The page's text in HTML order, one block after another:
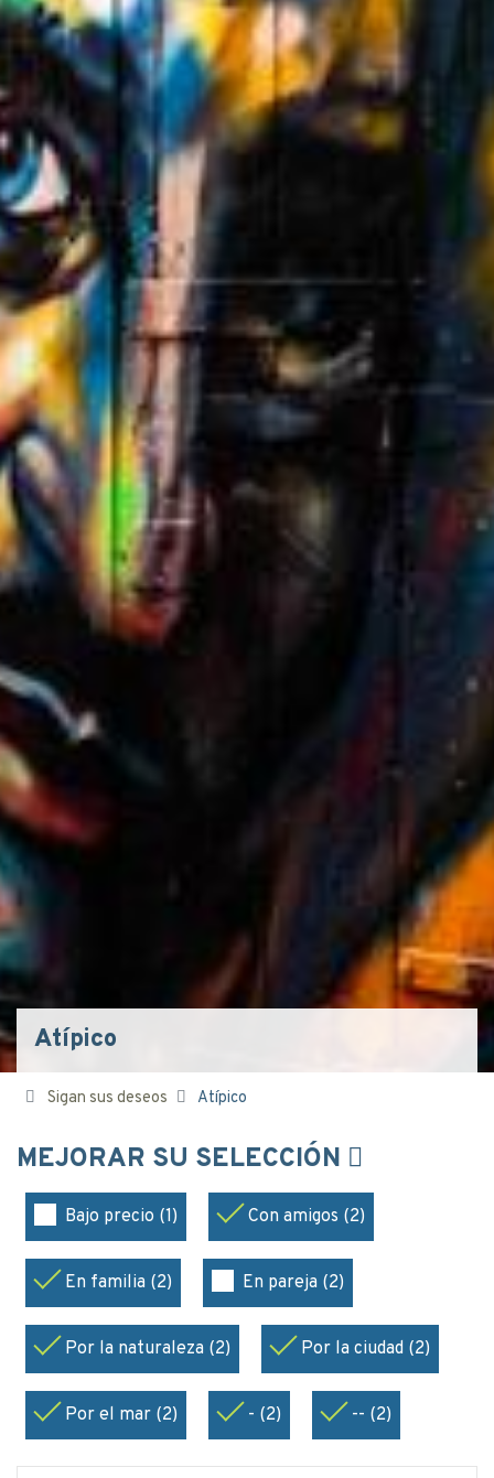
Atípico
Sigan sus deseos Atípico
MEJORAR SU SELECCIÓN
Bajo precio (1) Con amigos (2)
En familia (2) En pareja (2)
Por la naturaleza (2) Por la ciudad (2)
Por el mar (2) - (2) -- (2)